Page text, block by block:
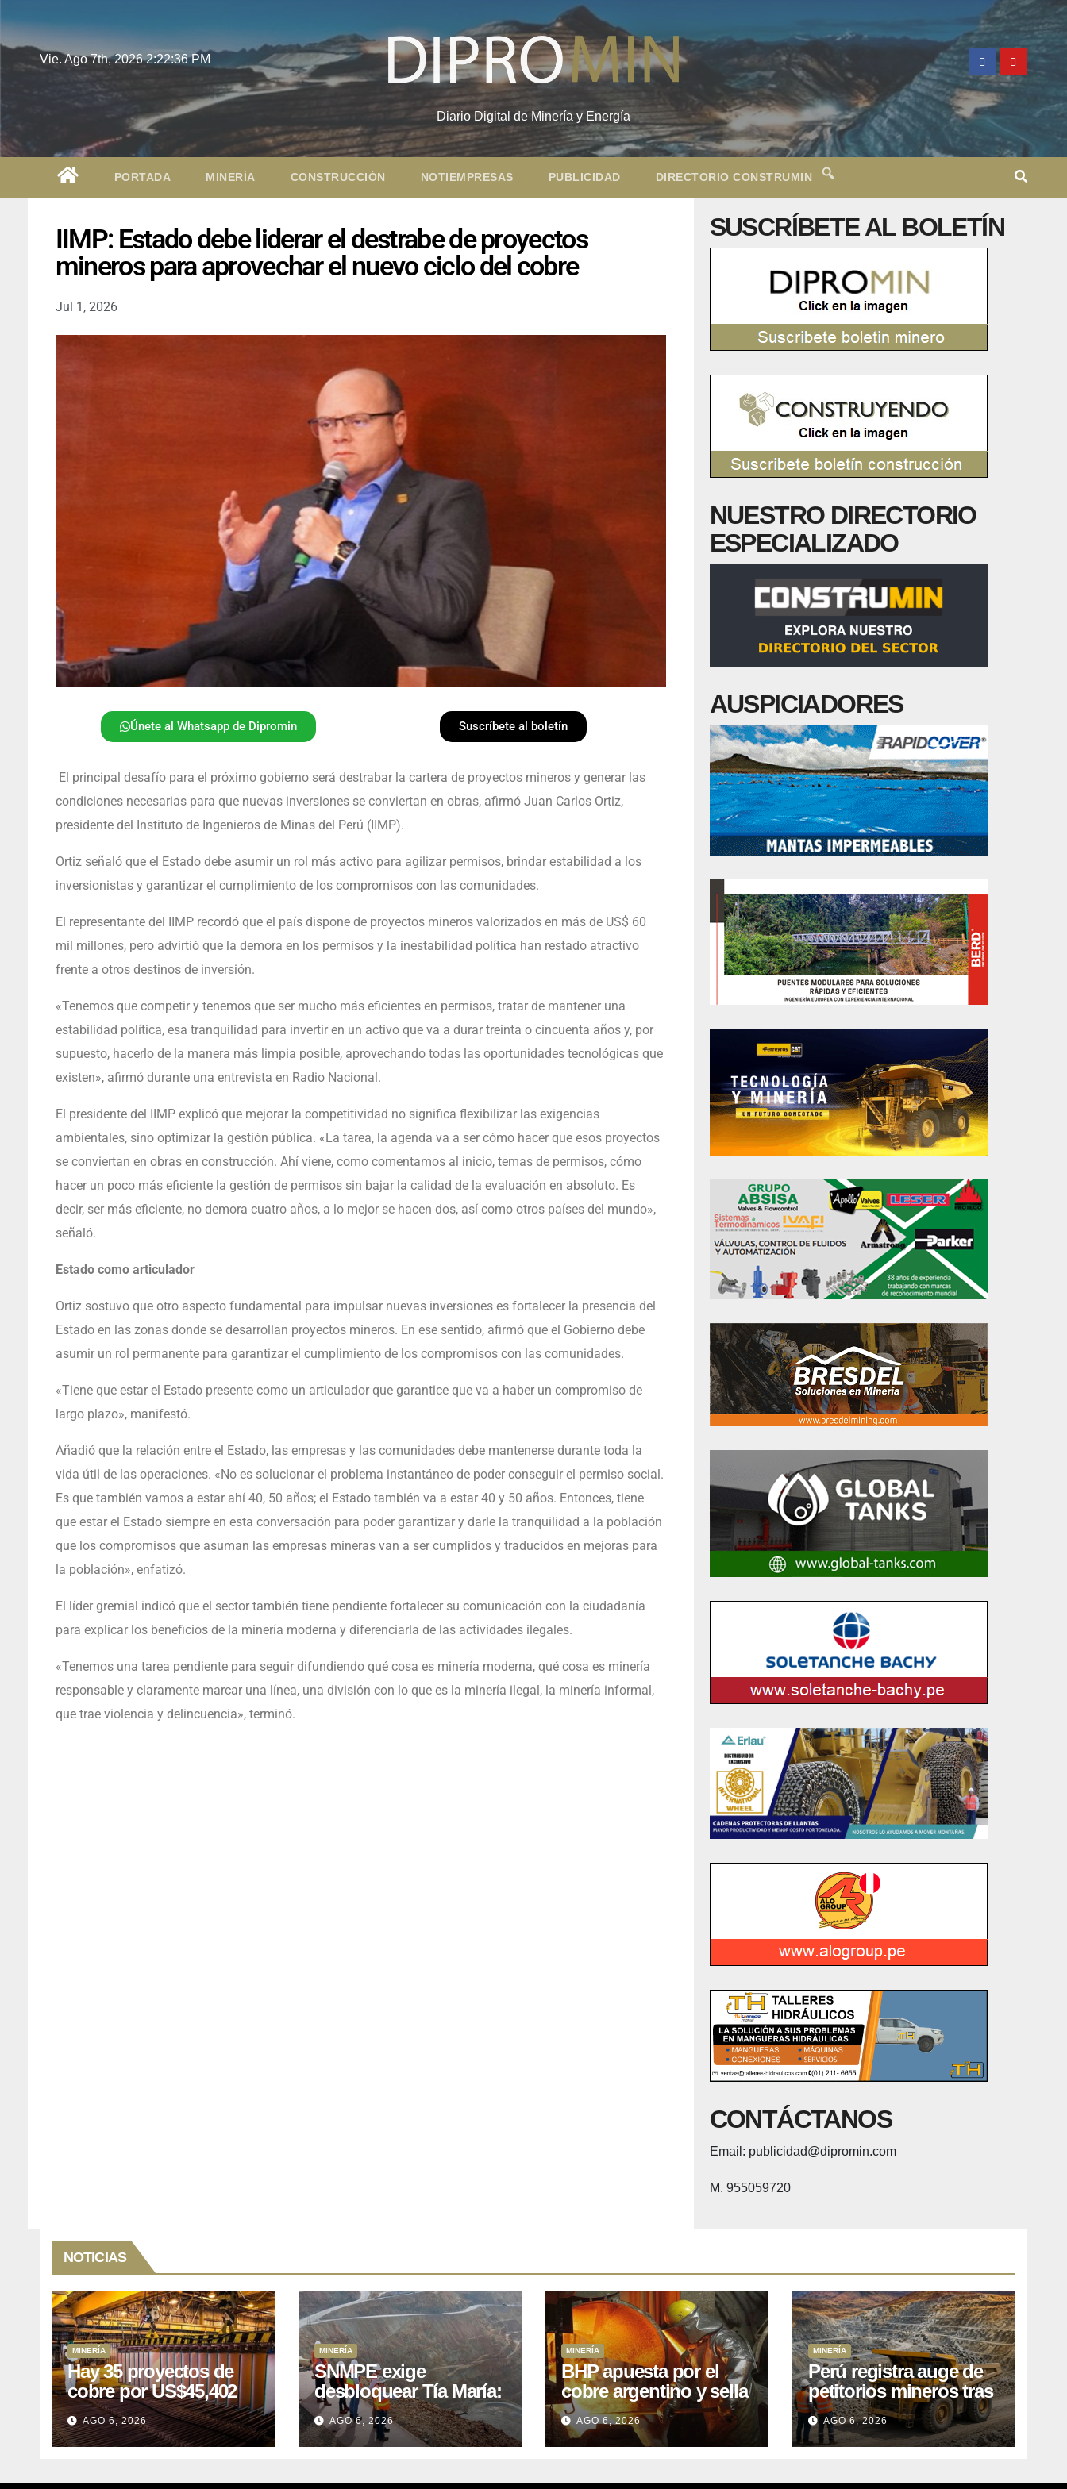
Vie. Ago 7th, 20262:22:37 PM
Diario Digital de Minería y Energía
PORTADA MINERÍA CONSTRUCCIÓN NOTIEMPRESAS PUBLICIDAD DIRECTORIO CONSTRUMIN
IIMP: Estado debe liderar el destrabe de proyectos
mineros para aprovechar el nuevo ciclo del cobre
Jul 1, 2026
Únete al Whatsapp de Dipromin Suscríbete al boletín
El principal desafío para el próximo gobierno será destrabar la cartera de proyectos mineros y generar las
condiciones necesarias para que nuevas inversiones se conviertan en obras, afirmó Juan Carlos Ortiz,
presidente del Instituto de Ingenieros de Minas del Perú (IIMP).
Ortiz señaló que el Estado debe asumir un rol más activo para agilizar permisos, brindar estabilidad a los
inversionistas y garantizar el cumplimiento de los compromisos con las comunidades.
El representante del IIMP recordó que el país dispone de proyectos mineros valorizados en más de US$ 60
mil millones, pero advirtió que la demora en los permisos y la inestabilidad política han restado atractivo
frente a otros destinos de inversión.
«Tenemos que competir y tenemos que ser mucho más eficientes en permisos, tratar de mantener una
estabilidad política, esa tranquilidad para invertir en un activo que va a durar treinta o cincuenta años y, por
supuesto, hacerlo de la manera más limpia posible, aprovechando todas las oportunidades tecnológicas que
existen», afirmó durante una entrevista en Radio Nacional.
El presidente del IIMP explicó que mejorar la competitividad no significa flexibilizar las exigencias
ambientales, sino optimizar la gestión pública. «La tarea, la agenda va a ser cómo hacer que esos proyectos
se conviertan en obras en construcción. Ahí viene, como comentamos al inicio, temas de permisos, cómo
hacer un poco más eficiente la gestión de permisos sin bajar la calidad de la evaluación en absoluto. Es
decir, ser más eficiente, no demora cuatro años, a lo mejor se hacen dos, así como otros países del mundo»,
señaló.
Estado como articulador
Ortiz sostuvo que otro aspecto fundamental para impulsar nuevas inversiones es fortalecer la presencia del
Estado en las zonas donde se desarrollan proyectos mineros. En ese sentido, afirmó que el Gobierno debe
asumir un rol permanente para garantizar el cumplimiento de los compromisos con las comunidades.
«Tiene que estar el Estado presente como un articulador que garantice que va a haber un compromiso de
largo plazo», manifestó.
Añadió que la relación entre el Estado, las empresas y las comunidades debe mantenerse durante toda la
vida útil de las operaciones. «No es solucionar el problema instantáneo de poder conseguir el permiso social.
Es que también vamos a estar ahí 40, 50 años; el Estado también va a estar 40 y 50 años. Entonces, tiene
que estar el Estado siempre en esta conversación para poder garantizar y darle la tranquilidad a la población
que los compromisos que asuman las empresas mineras van a ser cumplidos y traducidos en mejoras para
la población», enfatizó.
El líder gremial indicó que el sector también tiene pendiente fortalecer su comunicación con la ciudadanía
para explicar los beneficios de la minería moderna y diferenciarla de las actividades ilegales.
«Tenemos una tarea pendiente para seguir difundiendo qué cosa es minería moderna, qué cosa es minería
responsable y claramente marcar una línea, una división con lo que es la minería ilegal, la minería informal,
que trae violencia y delincuencia», terminó.
SUSCRÍBETE AL BOLETÍN
NUESTRO DIRECTORIO
ESPECIALIZADO
AUSPICIADORES
CONTÁCTANOS
Email: publicidad@dipromin.com
M. 955059720
NOTICIAS
MINERÍA
Hay 35 proyectos de
cobre por US$45,402
millones que Perú
puede aprovechar
AGO 6, 2026
MINERÍA
SNMPE exige
desbloquear Tía María:
el proyecto de
US$1.400M que Perú
lleva 15 años
AGO 6, 2026
MINERÍA
BHP apuesta por el
cobre argentino y sella
acuerdo con Kobrea
para siete proyecto
AGO 6, 2026
MINERÍA
Perú registra auge de
petitorios mineros tras
liberación de más de
mil concesiones para
explorar cobre y oro
AGO 6, 2026